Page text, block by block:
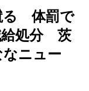
る 体罰で
給処分 茨
なニュー